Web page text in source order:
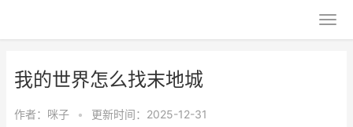
我的世界怎么找末地城
作者： 咪子 • 更新时间：2025-12-31